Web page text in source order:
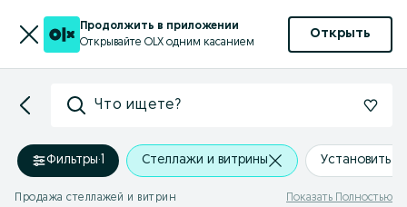
Продолжить в приложении
Открывайте OLX одним касанием
Открыть
Что ищете?
Фильтры·1 Стеллажи и витрины Установить
Продажа стеллажей и витрин Показать Полностью